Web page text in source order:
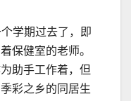
学期过去了，即
保健室的老师。
助手工作着，但
彩之乡的同居生